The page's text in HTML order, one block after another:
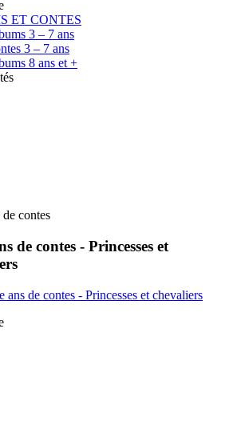
ET CONTES
3 – 7 ans
3 – 7 ans
8 ans et +
contes
de contes - Princesses et
de contes - Princesses et chevaliers